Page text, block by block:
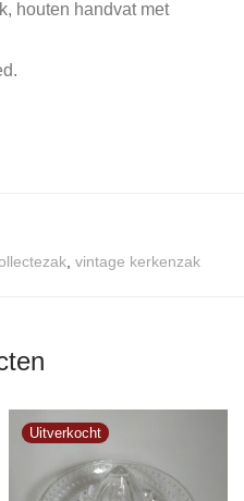
houten handvat met
vintage kerkenzak